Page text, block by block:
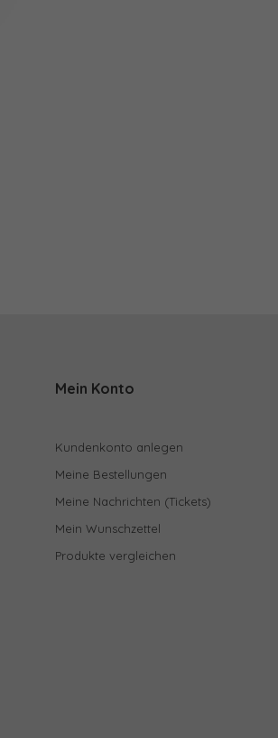
Mein Konto
Kundenkonto anlegen
Meine Bestellungen
Meine Nachrichten (Tickets)
Mein Wunschzettel
Produkte vergleichen